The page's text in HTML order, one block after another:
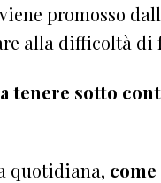
promosso
alla difficoltà
tenere sotto
quotidiana,